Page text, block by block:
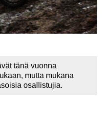
JA
tänä vuonna
mutta mukana
osallistujia.